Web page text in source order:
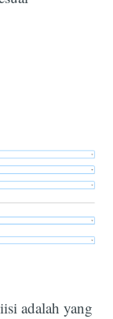
adalah yang